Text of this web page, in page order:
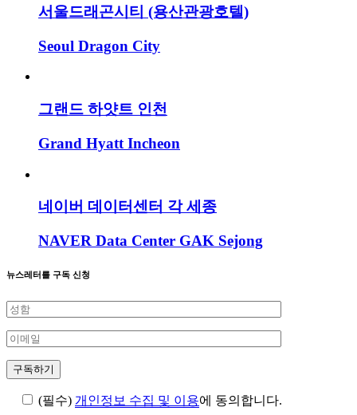
서울드래곤시티 (용산관광호텔)
Seoul Dragon City
그랜드 하얏트 인천
Grand Hyatt Incheon
네이버 데이터센터 각 세종
NAVER Data Center GAK Sejong
뉴스레터를 구독 신청
(필수) 개인정보 수집 및 이용에 동의합니다.